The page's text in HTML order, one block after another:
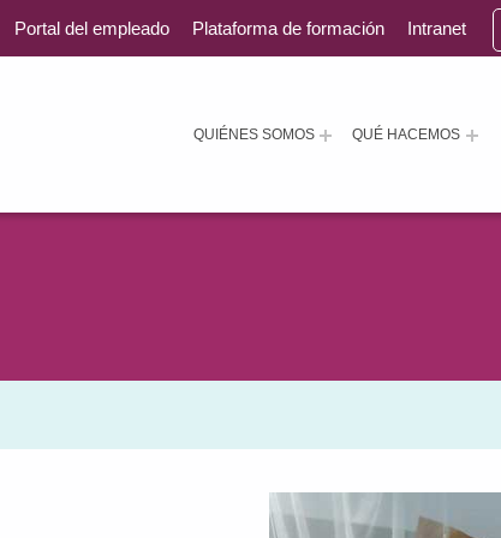
QUIÉNES SOMOS QUÉ HACEMOS
Portal del empleado Plataforma de formación Intranet